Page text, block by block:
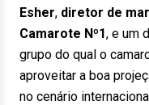
Esher, diretor de
Camarote Nº1, e um
grupo do qual o
aproveitar a boa
no cenário